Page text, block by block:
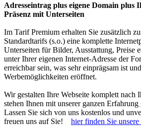
Adresseintrag plus eigene Domain plus
Präsenz mit Unterseiten
Im Tarif Premium erhalten Sie zusätzlich
Standardtarifs (s.o.) eine komplette
Unterseiten für Bilder, Ausstattung, Preise
unter Ihrer eigenen Internet-Adresse der
erreichbar sein, was sehr einprägsam ist
Werbemöglichkeiten eröffnet.
Wir gestalten Ihre Webseite komplett nach
stehen Ihnen mit unserer ganzen
Lassen Sie sich von uns kostenlos und
freuen uns auf Sie! hier finden Sie